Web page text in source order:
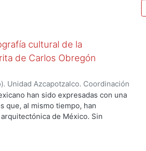
cultural de la
de Carlos Obregón
Unidad Azcapotzalco. Coordinación
de Oca, Georgina
han sido expresadas con una
que, al mismo tiempo, han
de México. Sin